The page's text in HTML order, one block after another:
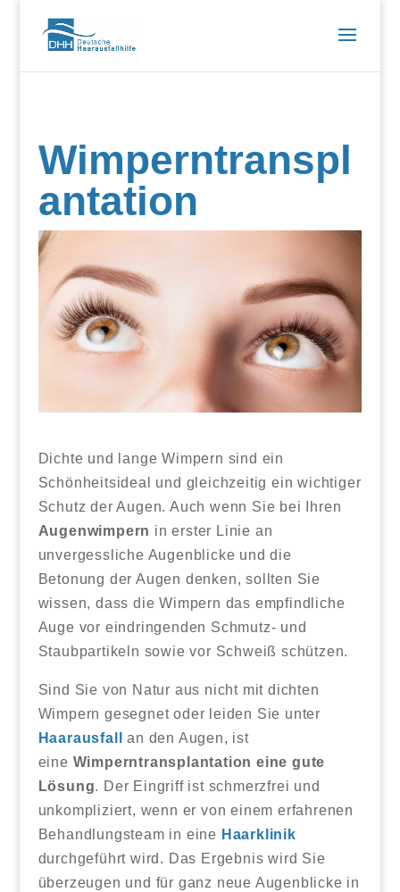
Wimperntranspl
antation
Dichte und lange Wimpern sind ein
Schönheitsideal und gleichzeitig ein wichtiger
Schutz der Augen. Auch wenn Sie bei Ihren
Augenwimpern in erster Linie an
unvergessliche Augenblicke und die
Betonung der Augen denken, sollten Sie
wissen, dass die Wimpern das empfindliche
Auge vor eindringenden Schmutz- und
Staubpartikeln sowie vor Schweiß schützen.
Sind Sie von Natur aus nicht mit dichten
Wimpern gesegnet oder leiden Sie unter
Haarausfall
an den Augen, ist
eine Wimperntransplantation eine gute
Lösung. Der Eingriff ist schmerzfrei und
unkompliziert, wenn er von einem erfahrenen
Behandlungsteam in eine Haarklinik
durchgeführt wird. Das Ergebnis wird Sie
überzeugen und für ganz neue Augenblicke in